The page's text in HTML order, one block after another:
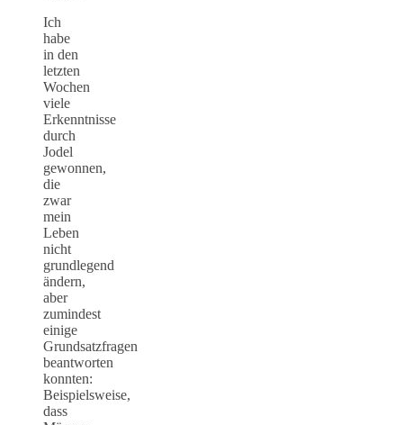
Ich
habe
in den
letzten
Wochen
viele
Erkenntnisse
durch
Jodel
gewonnen,
die
zwar
mein
Leben
nicht
grundlegend
ändern,
aber
zumindest
einige
Grundsatzfragen
beantworten
konnten:
Beispielsweise,
dass